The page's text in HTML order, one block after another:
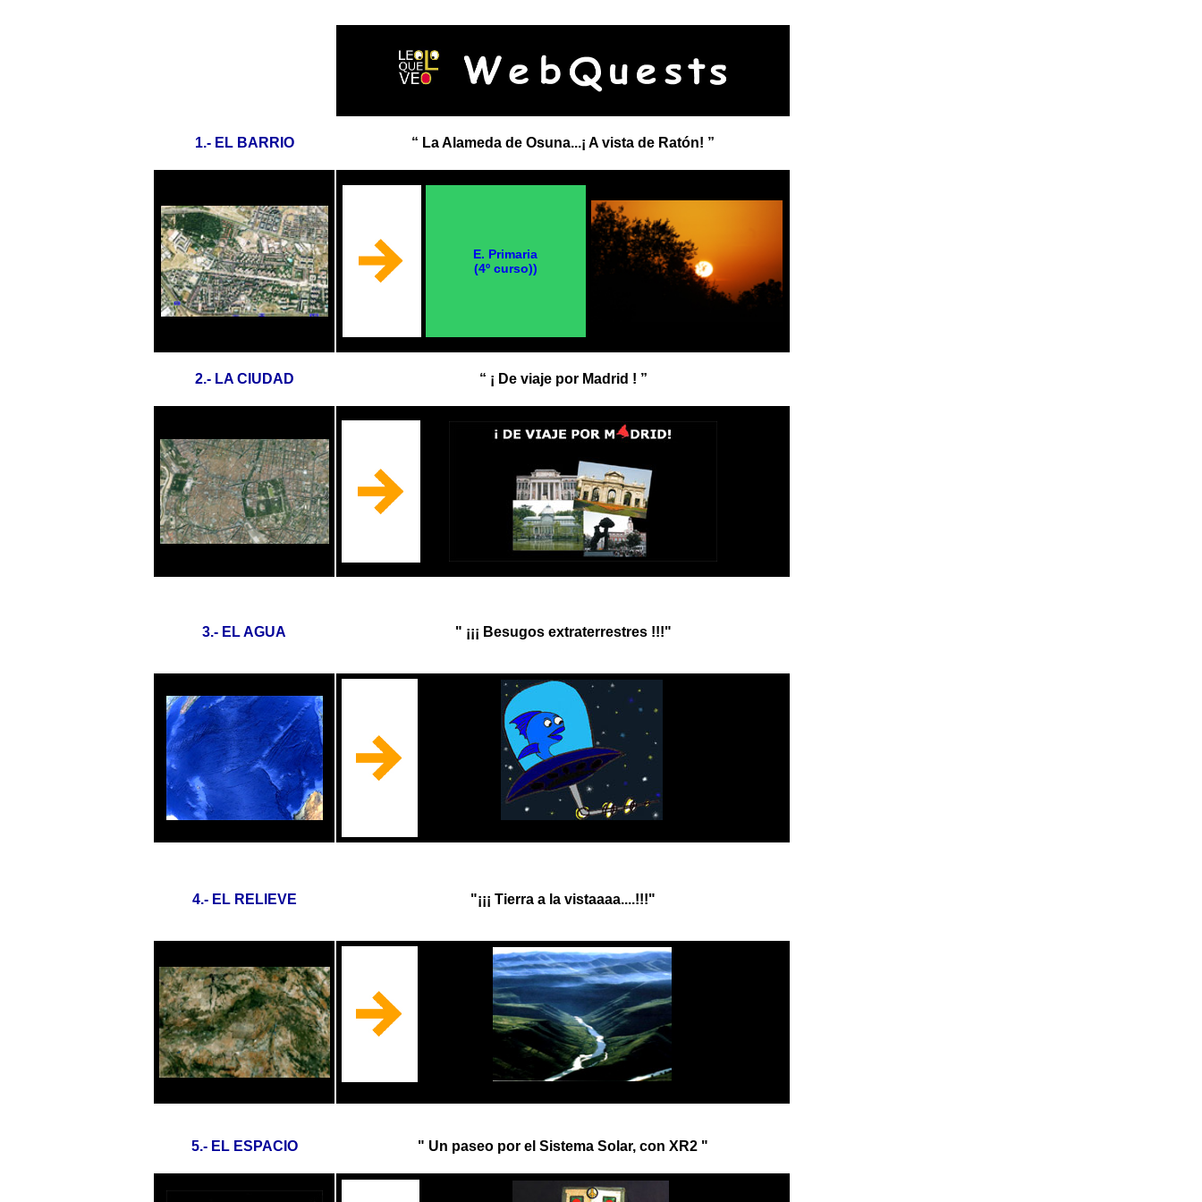
1.- EL BARRIO “ La Alameda de Osuna...¡ A vista de Ratón! ”
E. Primaria
(4º curso))
2.- LA CIUDAD “ ¡ De viaje por Madrid ! ”
3.- EL AGUA " ¡¡¡ Besugos extraterrestres !!!"
4.- EL RELIEVE "¡¡¡ Tierra a la vistaaaa....!!!"
5.- EL ESPACIO " Un paseo por el Sistema Solar, con XR2 "